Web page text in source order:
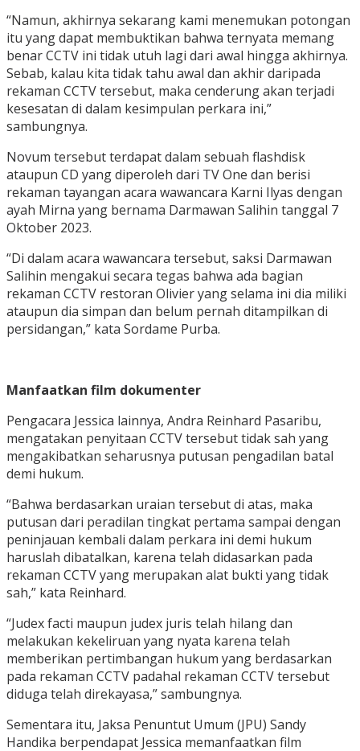
“Namun, akhirnya sekarang kami menemukan potongan
itu yang dapat membuktikan bahwa ternyata memang
benar CCTV ini tidak utuh lagi dari awal hingga akhirnya.
Sebab, kalau kita tidak tahu awal dan akhir daripada
rekaman CCTV tersebut, maka cenderung akan terjadi
kesesatan di dalam kesimpulan perkara ini,”
sambungnya.
Novum tersebut terdapat dalam sebuah flashdisk
ataupun CD yang diperoleh dari TV One dan berisi
rekaman tayangan acara wawancara Karni Ilyas dengan
ayah Mirna yang bernama Darmawan Salihin tanggal 7
Oktober 2023.
“Di dalam acara wawancara tersebut, saksi Darmawan
Salihin mengakui secara tegas bahwa ada bagian
rekaman CCTV restoran Olivier yang selama ini dia miliki
ataupun dia simpan dan belum pernah ditampilkan di
persidangan,” kata Sordame Purba.
Manfaatkan film dokumenter
Pengacara Jessica lainnya, Andra Reinhard Pasaribu,
mengatakan penyitaan CCTV tersebut tidak sah yang
mengakibatkan seharusnya putusan pengadilan batal
demi hukum.
“Bahwa berdasarkan uraian tersebut di atas, maka
putusan dari peradilan tingkat pertama sampai dengan
peninjauan kembali dalam perkara ini demi hukum
haruslah dibatalkan, karena telah didasarkan pada
rekaman CCTV yang merupakan alat bukti yang tidak
sah,” kata Reinhard.
“Judex facti maupun judex juris telah hilang dan
melakukan kekeliruan yang nyata karena telah
memberikan pertimbangan hukum yang berdasarkan
pada rekaman CCTV padahal rekaman CCTV tersebut
diduga telah direkayasa,” sambungnya.
Sementara itu, Jaksa Penuntut Umum (JPU) Sandy
Handika berpendapat Jessica memanfaatkan film